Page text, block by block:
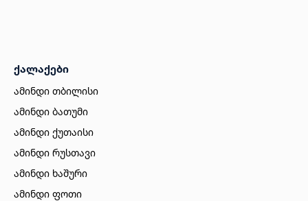
ქალაქები
ამინდი თბილისი
ამინდი ბათუმი
ამინდი ქუთაისი
ამინდი რუსთავი
ამინდი ხაშური
ამინდი ფოთი